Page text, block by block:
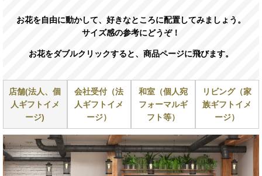
お花を自由に動かして、好きなところに配置してみましょう。
サイズ感の参考にどうぞ！
お花をダブルクリックすると、商品ページに飛びます。
店舗(法人、個
人ギフトイメ
ージ)
会社受付（法
人ギフトイメ
ージ）
和室（個人宛
フォーマルギ
フト等）
リビング（家
族ギフトイメ
ージ）